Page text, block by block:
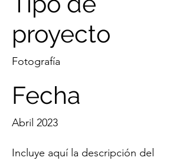
proyecto
Fotografía
Fecha
Abril 2023
Incluye aquí la descripción del